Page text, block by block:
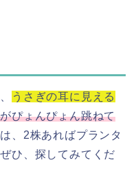
うさぎの耳に見える
ぴょんぴょん跳ねて
、2株あればプランタ
ひ、探してみてくだ